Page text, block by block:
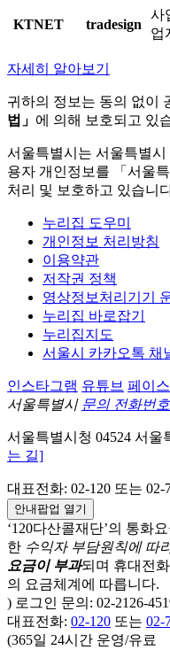
KTNET tradesign
사
업
자세히 알아보기
귀하의 정보는 동의 없이
법」 에 의해 보호되고 있
서울특별시는 서울특별
용자 개인정보를 「서울
처리 및 보호하고 있습니
누리집 도우미
개인정보 처리방침
이용약관
저작권 정책
영상정보처리기기
누리집 바로잡기
누리집지도
서울시 카카오톡 채
인스타그램 유튜브 페이
서울특별시 문의 전화번
서울특별시청 04524 서울
는 길]
대표전화: 02-120 또는 02-
안내팝업 열기
‘120다산콜재단’의 통화
한 수익자 부담원칙에 따
요금이 부과되며 휴대전
의 요금체계에 따릅니다.
) 로그인 문의: 02-2126-
대표전화: 02-120 또는 02-
(365일 24시간 운영/유료